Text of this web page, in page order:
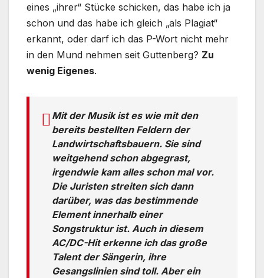
eines „ihrer“ Stücke schicken, das habe ich ja
schon und das habe ich gleich „als Plagiat“
erkannt, oder darf ich das P-Wort nicht mehr
in den Mund nehmen seit Guttenberg? Zu
wenig Eigenes.
Mit der Musik ist es wie mit den
bereits bestellten Feldern der
Landwirtschaftsbauern. Sie sind
weitgehend schon abgegrast,
irgendwie kam alles schon mal vor.
Die Juristen streiten sich dann
darüber, was das bestimmende
Element innerhalb einer
Songstruktur ist. Auch in diesem
AC/DC-Hit erkenne ich das große
Talent der Sängerin, ihre
Gesangslinien sind toll. Aber ein